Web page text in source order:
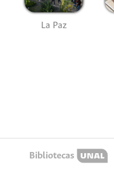
La Paz
Bibliotecas